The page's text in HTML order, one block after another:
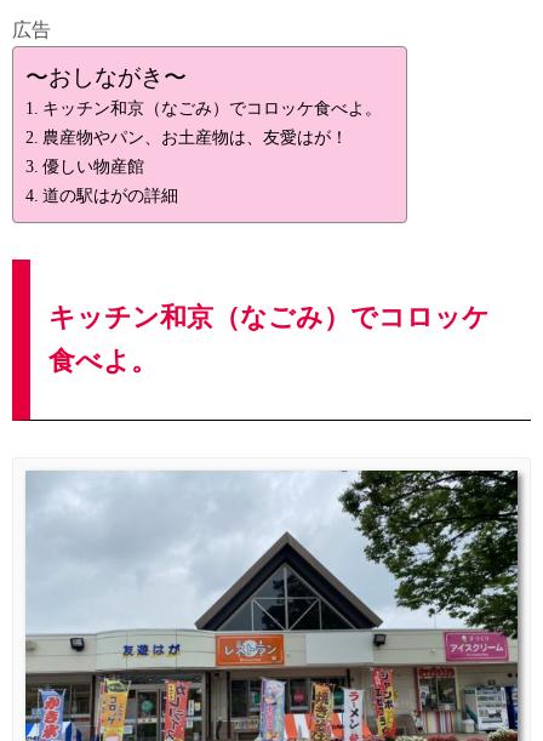
広告
〜おしながき〜
キッチン和京（なごみ）でコロッケ食べよ。
農産物やパン、お土産物は、友愛はが！
優しい物産館
道の駅はがの詳細
キッチン和京（なごみ）でコロッケ
食べよ。